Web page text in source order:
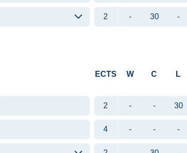
2 - 30 -
ECTS W C L
2 - - 30
4 - - -